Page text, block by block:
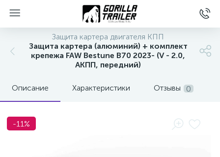
Защита картера двигателя КПП
Защита картера (алюминий) + комплект
крепежа FAW Bestune B70 2023- (V - 2.0,
АКПП, передний)
Описание Характеристики Отзывы 0
-11%